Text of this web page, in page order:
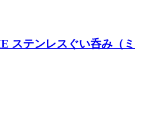
ステンレスぐい呑み（ミ